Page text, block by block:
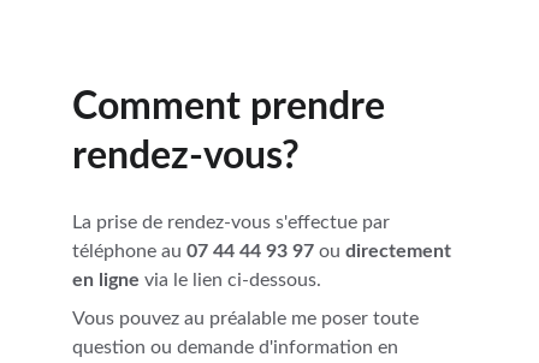
Comment prendre
rendez-vous?
La prise de rendez-vous s'effectue par
téléphone au 07 44 44 93 97 ou directement
en ligne via le lien ci-dessous.
Vous pouvez au préalable me poser toute
question ou demande d'information en